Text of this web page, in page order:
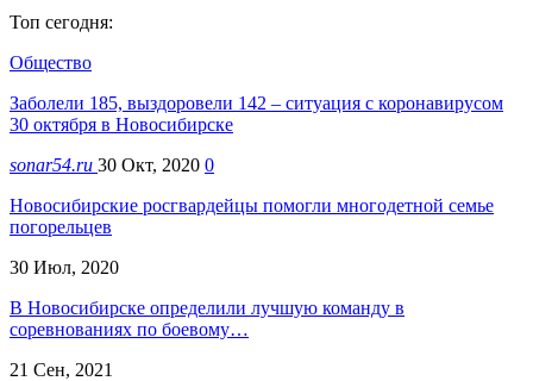
Топ сегодня:
Общество
Заболели 185, выздоровели 142 – ситуация с коронавирусом
30 октября в Новосибирске
sonar54.ru 30 Окт, 2020 0
Новосибирские росгвардейцы помогли многодетной семье
погорельцев
30 Июл, 2020
В Новосибирске определили лучшую команду в
соревнованиях по боевому…
21 Сен, 2021